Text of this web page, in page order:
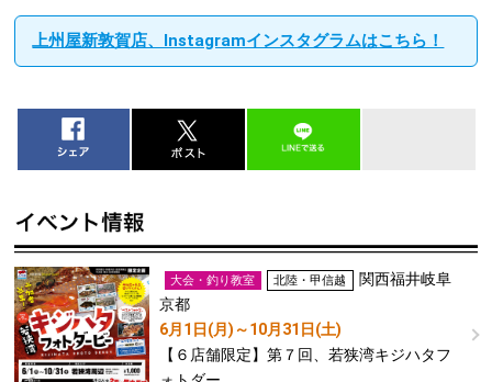
上州屋新敦賀店、Instagramインスタグラムはこちら！
大会・釣り教室 北陸・甲信越 関西福井岐阜
京都
6月1日(月)～10月31日(土)
【６店舗限定】第７回、若狭湾キジハタフ